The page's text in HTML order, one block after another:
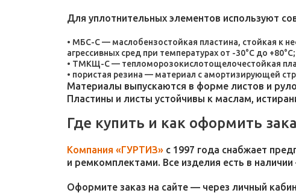
Для уплотнительных элементов используют
МБС-С — маслобензостойкая пластина, стойкая к
агрессивных сред при температурах от -30°C до +80°C;
ТМКЩ-С — тепломорозокислотощелочестойкая
пористая резина — материал с амортизирующей
Материалы выпускаются в форме листов и
Пластины и листы устойчивы к маслам,
Где купить и как оформить
Компания «ГУРТИЗ» с 1997 года снабжает
и ремкомплектами. Все изделия есть в
Оформите заказ на сайте — через личный